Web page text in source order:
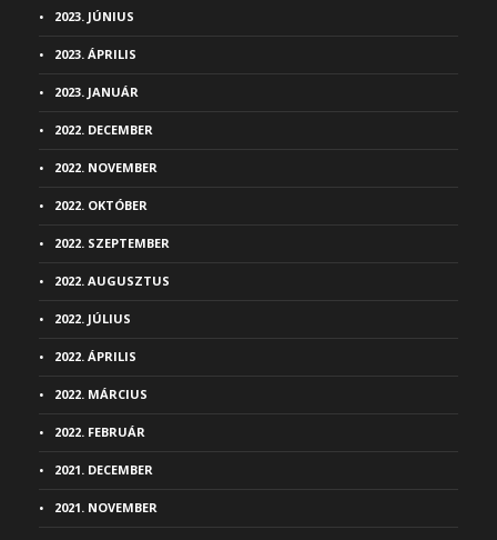
2023. JÚNIUS
2023. ÁPRILIS
2023. JANUÁR
2022. DECEMBER
2022. NOVEMBER
2022. OKTÓBER
2022. SZEPTEMBER
2022. AUGUSZTUS
2022. JÚLIUS
2022. ÁPRILIS
2022. MÁRCIUS
2022. FEBRUÁR
2021. DECEMBER
2021. NOVEMBER